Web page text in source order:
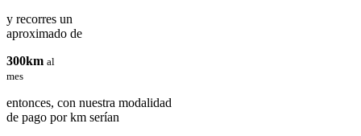
y recorres un
aproximado de
300km al
mes
entonces, con nuestra modalidad
de pago por km serían